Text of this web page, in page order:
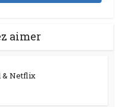
aimer
& Netflix